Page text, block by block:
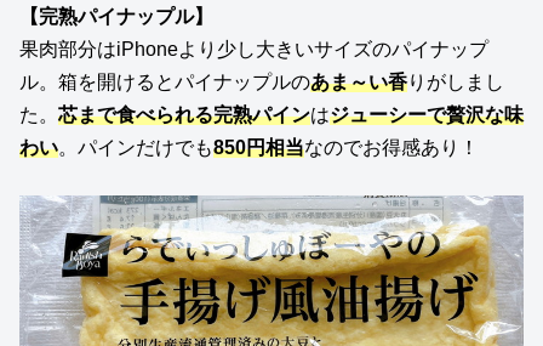
【完熟パイナップル】
果肉部分はiPhoneより少し大きいサイズのパイナップ
ル。箱を開けるとパイナップルのあま～い香りがしまし
た。 芯まで食べられる完熟パインはジューシーで贅沢な味
わい。パインだけでも850円相当なのでお得感あり！